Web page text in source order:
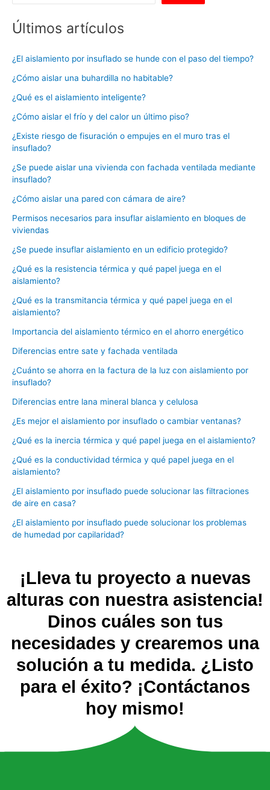
Últimos artículos
¿El aislamiento por insuflado se hunde con el paso del tiempo?
¿Cómo aislar una buhardilla no habitable?
¿Qué es el aislamiento inteligente?
¿Cómo aislar el frío y del calor un último piso?
¿Existe riesgo de fisuración o empujes en el muro tras el
insuflado?
¿Se puede aislar una vivienda con fachada ventilada mediante
insuflado?
¿Cómo aislar una pared con cámara de aire?
Permisos necesarios para insuflar aislamiento en bloques de
viviendas
¿Se puede insuflar aislamiento en un edificio protegido?
¿Qué es la resistencia térmica y qué papel juega en el
aislamiento?
¿Qué es la transmitancia térmica y qué papel juega en el
aislamiento?
Importancia del aislamiento térmico en el ahorro energético
Diferencias entre sate y fachada ventilada
¿Cuánto se ahorra en la factura de la luz con aislamiento por
insuflado?
Diferencias entre lana mineral blanca y celulosa
¿Es mejor el aislamiento por insuflado o cambiar ventanas?
¿Qué es la inercia térmica y qué papel juega en el aislamiento?
¿Qué es la conductividad térmica y qué papel juega en el
aislamiento?
¿El aislamiento por insuflado puede solucionar las filtraciones
de aire en casa?
¿El aislamiento por insuflado puede solucionar los problemas
de humedad por capilaridad?
¡Lleva tu proyecto a nuevas
alturas con nuestra asistencia!
Dinos cuáles son tus
necesidades y crearemos una
solución a tu medida. ¿Listo
para el éxito? ¡Contáctanos
hoy mismo!